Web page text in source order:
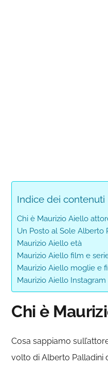
Indice dei contenuti
Chi è Maurizio Aiello
Un Posto al Sole Alberto
Maurizio Aiello età
Maurizio Aiello film e
Maurizio Aiello moglie e
Maurizio Aiello Instagram
Chi è
Cosa sappiamo
volto di Alberto Palladini